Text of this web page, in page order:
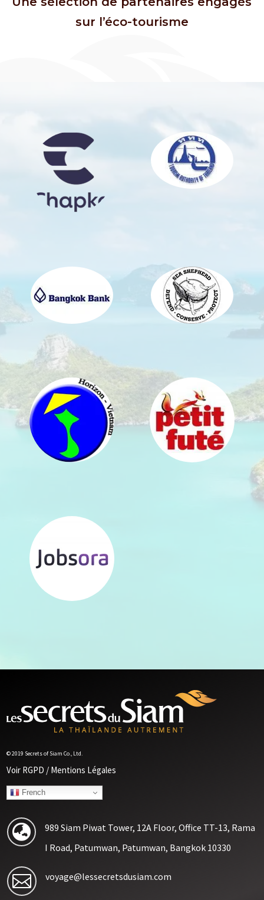
sur l’éco-tourisme
© 2019 Secrets of Siam Co., Ltd.
Voir RGPD / Mentions Légales
French

989 Siam Piwat Tower, 12A Floor, Office TT-13, Rama
I Road, Patumwan, Patumwan, Bangkok 10330
 voyage@lessecretsdusiam.com